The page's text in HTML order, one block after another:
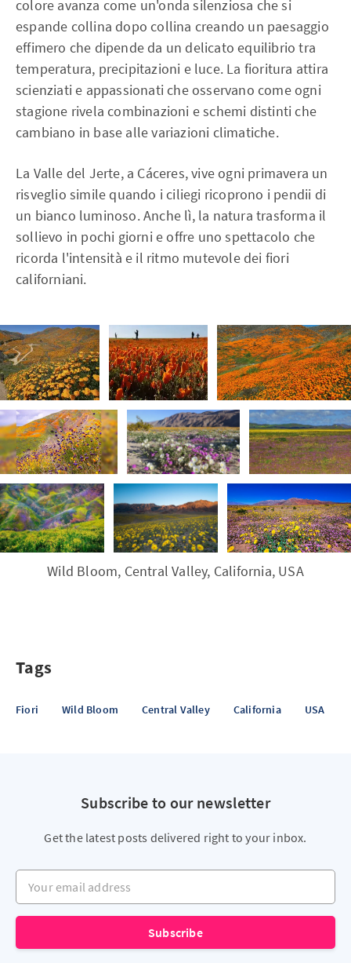
colore avanza come un'onda silenziosa che si
espande collina dopo collina creando un paesaggio
effimero che dipende da un delicato equilibrio tra
temperatura, precipitazioni e luce. La fioritura attira
scienziati e appassionati che osservano come ogni
stagione rivela combinazioni e schemi distinti che
cambiano in base alle variazioni climatiche.
La Valle del Jerte, a Cáceres, vive ogni primavera un
risveglio simile quando i ciliegi ricoprono i pendii di
un bianco luminoso. Anche lì, la natura trasforma il
sollievo in pochi giorni e offre uno spettacolo che
ricorda l'intensità e il ritmo mutevole dei fiori
californiani.
Wild Bloom, Central Valley, California, USA
Tags
Fiori Wild Bloom Central Valley California USA
Subscribe to our newsletter
Get the latest posts delivered right to your inbox.
Your email address
Subscribe